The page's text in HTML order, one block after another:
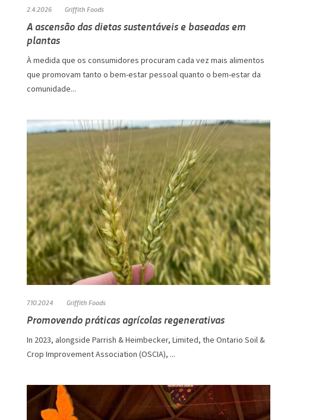
2.4.2026 Griffith Foods
A ascensão das dietas sustentáveis ​​e baseadas em
plantas
À medida que os consumidores procuram cada vez mais alimentos
que promovam tanto o bem-estar pessoal quanto o bem-estar da
comunidade...
7.10.2024 Griffith Foods
Promovendo práticas agrícolas regenerativas
In 2023, alongside Parrish & Heimbecker, Limited, the Ontario Soil &
Crop Improvement Association (OSCIA), ...